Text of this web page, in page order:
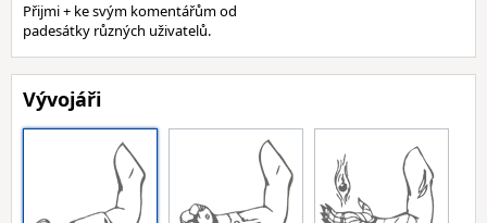
Přijmi + ke svým komentářům od
padesátky různých uživatelů.
Vývojáři